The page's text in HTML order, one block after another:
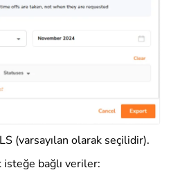
(varsayılan olarak seçilidir).
isteğe bağlı veriler: